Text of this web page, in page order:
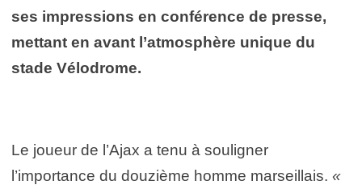
ses impressions en conférence de presse,
mettant en avant l’atmosphère unique du
stade Vélodrome.
Le joueur de l’Ajax a tenu à souligner
l’importance du douzième homme marseillais. «